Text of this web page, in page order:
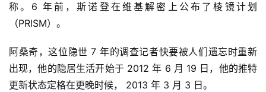
称。6 年前，斯诺登在维基解密上公布了棱镜计划
（PRISM）。
阿桑奇，这位隐世 7 年的调查记者快要被人们遗忘时重新
出现，他的隐居生活开始于 2012 年 6 月 19 日，他的推特
更新状态定格在更晚时候， 2013 年 3 月 3 日。